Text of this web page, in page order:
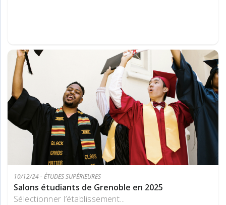
10/12/24 - ÉTUDES SUPÉRIEURES
Salons étudiants de Grenoble en 2025
Sélectionner l’établissement...